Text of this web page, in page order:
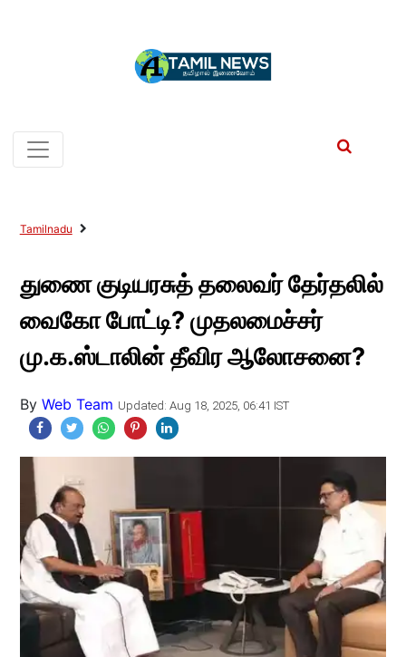
Tamilnadu
துணை குடியரசுத் தலைவர் தேர்தலில்
வைகோ போட்டி? முதலமைச்சர்
மு.க.ஸ்டாலின் தீவிர ஆலோசனை?
By Web Team Updated: Aug 18, 2025, 06:41 IST